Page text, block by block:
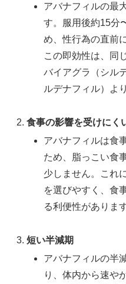
アバナフィルの最
す。服用後約15分
め、性行為の直前
この即効性は、同
バイアグラ（シル
ルデナフィル）よ
食事の影響を受けにく
アバナフィルは食
ため、脂っこい食
少しません。これ
を選びやすく、食
る利便性があります
短い半減期
アバナフィルの半
り、体内から速や